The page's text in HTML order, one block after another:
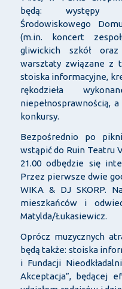
będą: występy
Środowiskowego
(m.in. koncert
gliwickich szkół
warsztaty związane z
stoiska informacyjne,
rękodzieła
niepełnosprawnością,
konkursy.
Bezpośrednio po
wstąpić do Ruin Teatru
21.00 odbędzie się
Przez pierwsze dwie
WIKA & DJ SKORP.
mieszkańców i
Matylda/Łukasiewicz.
Oprócz muzycznych
będą także: stoiska
i Fundacji
Akceptacja”, będącej